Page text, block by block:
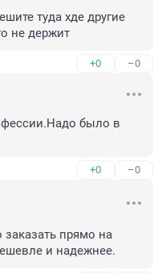
туда хде другие
не держит
+0 –0
было в
+0 –0
прямо на
и надежнее.